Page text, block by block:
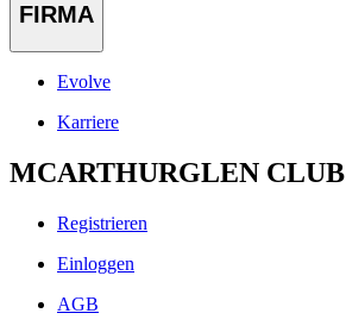
FIRMA
Evolve
Karriere
MCARTHURGLEN CLUB
Registrieren
Einloggen
AGB